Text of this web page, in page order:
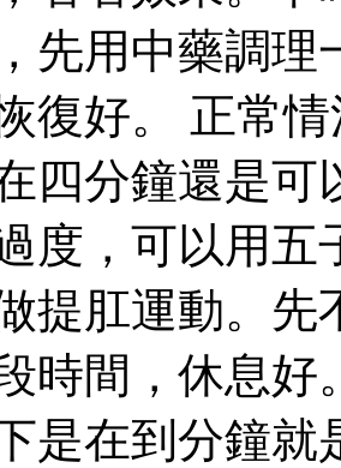
先用中藥調理
復好。 正常
四分鐘還是
度，可以用五
提肛運動。先
時間，休息好
是在到分鐘